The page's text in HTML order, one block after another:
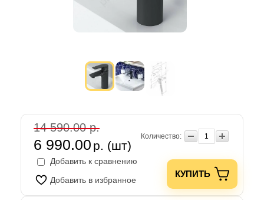
14 590.00 р.
6 990.00 р. (шт)
Количество:
Добавить к сравнению
Добавить в избранное
КУПИТЬ